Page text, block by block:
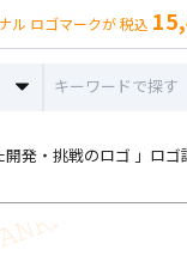
ル ロゴマークが 税込
発・挑戦のロゴ 」ロゴ